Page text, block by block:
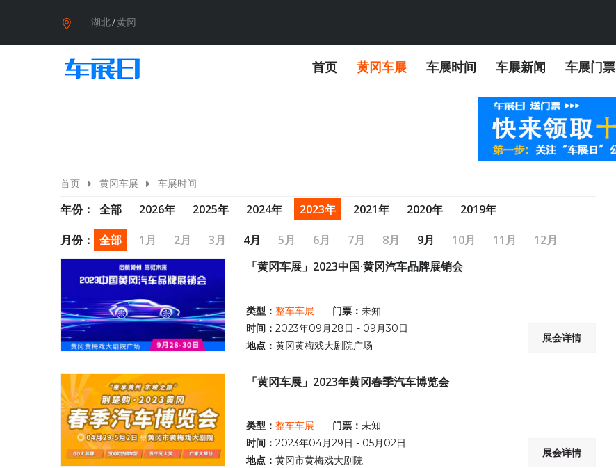
湖北/黄冈
首页 黄冈车展 车展时间 车展新闻 车展门票
首页 黄冈车展 车展时间
年份： 全部 2026年 2025年 2024年 2023年 2021年 2020年
2019年
月份：
全部 1月 2月 3月 4月 5月 6月 7月 8月 9月 10月 11月
12月
「黄冈车展」2023中国·黄冈汽车品牌展销会
类型： 整车车展 门票： 未知
时间： 2023年09月28日 - 09月30日
地点： 黄冈黄梅戏大剧院广场
展会详情
「黄冈车展」2023年黄冈春季汽车博览会
类型： 整车车展 门票： 未知
时间： 2023年04月29日 - 05月02日
地点： 黄冈市黄梅戏大剧院
展会详情